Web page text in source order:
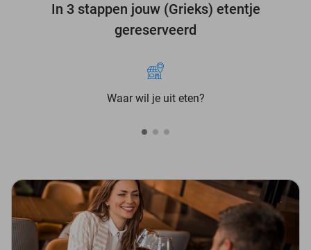
In 3 stappen jouw (Grieks) etentje
gereserveerd
Waar wil je uit eten?